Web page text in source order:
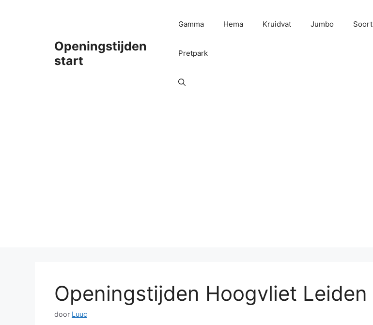
Openingstijden
start
Gamma Hema Kruidvat Jumbo Soort
Pretpark
Openingstijden Hoogvliet Leiden
door Luuc